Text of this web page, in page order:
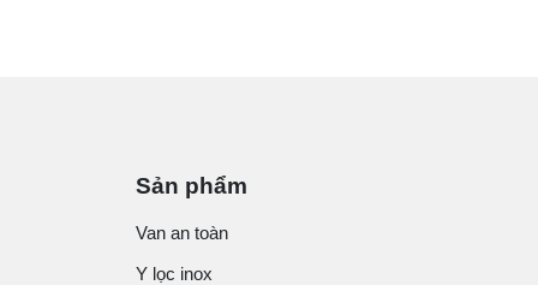
Sản phẩm
Van an toàn
Y lọc inox